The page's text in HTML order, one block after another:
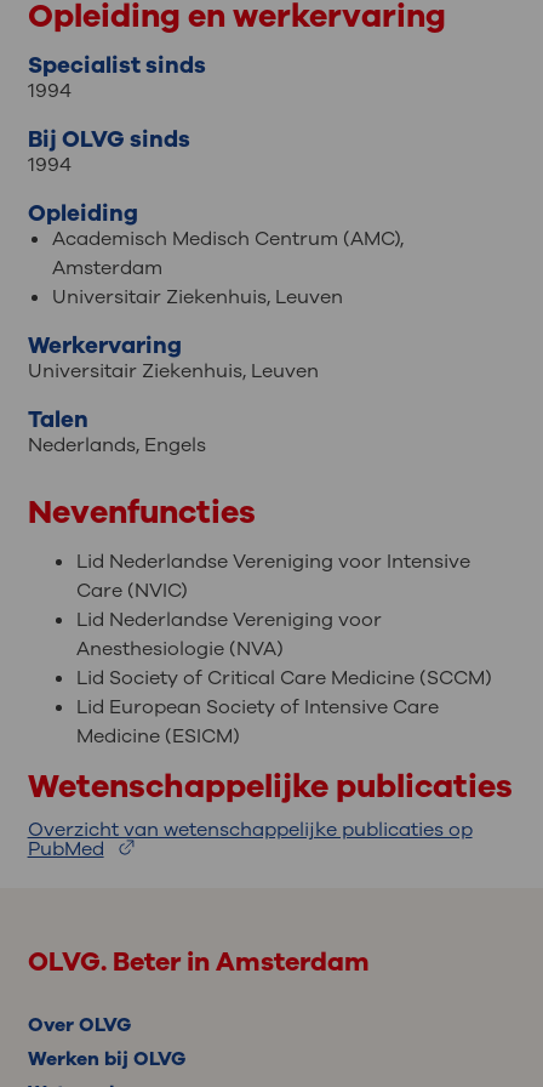
Opleiding en werkervaring
Specialist sinds
1994
Bij OLVG sinds
1994
Opleiding
Academisch Medisch Centrum (AMC),
Amsterdam
Universitair Ziekenhuis, Leuven
Werkervaring
Universitair Ziekenhuis, Leuven
Talen
Nederlands,Engels
Nevenfuncties
Lid Nederlandse Vereniging voor Intensive
Care (NVIC)
Lid Nederlandse Vereniging voor
Anesthesiologie (NVA)
Lid Society of Critical Care Medicine (SCCM)
Lid European Society of Intensive Care
Medicine (ESICM)
Wetenschappelijke publicaties
Overzicht van wetenschappelijke publicaties op
PubMed
OLVG. Beter in Amsterdam
Over OLVG
Werken bij OLVG